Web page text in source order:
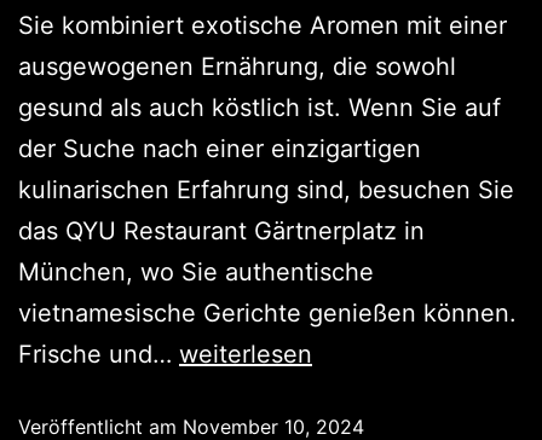
Sie kombiniert exotische Aromen mit einer
ausgewogenen Ernährung, die sowohl
gesund als auch köstlich ist. Wenn Sie auf
der Suche nach einer einzigartigen
kulinarischen Erfahrung sind, besuchen Sie
das QYU Restaurant Gärtnerplatz in
München, wo Sie authentische
vietnamesische Gerichte genießen können.
Frische und… weiterlesen
Veröffentlicht am November 10, 2024